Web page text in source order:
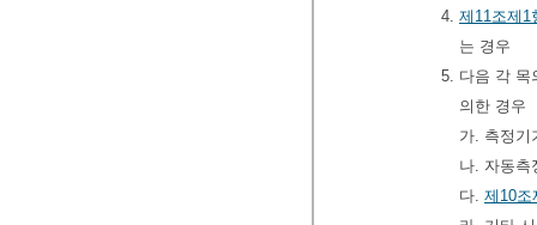
4. 제11조제1
는 경우
5. 다음 각 목
의한 경우
가. 측정기
나. 자동측
다. 제10조